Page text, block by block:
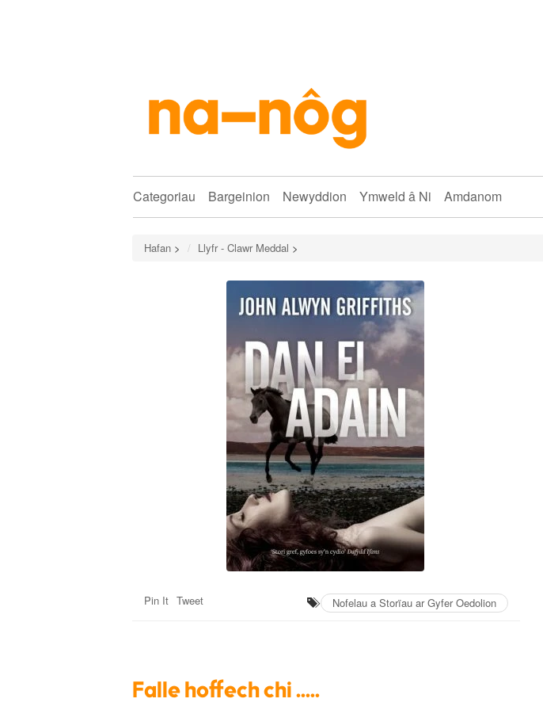
Categoriau Bargeinion Newyddion Ymweld â Ni Amdanom
Hafan > Llyfr - Clawr Meddal >
Pin It Tweet Nofelau a Storïau ar Gyfer Oedolion
Falle hoffech chi .....